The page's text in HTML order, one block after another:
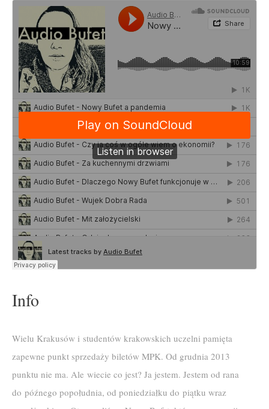
Info
Wielu Krakusów i studentów krakowskich uczelni pamięta
zapewne punkt sprzedaży biletów MPK. Od grudnia 2013
punktu nie ma. Ale wiecie co jest? Ja jestem. Jestem od rana
do późnego popołudnia, od poniedziałku do piątku wraz